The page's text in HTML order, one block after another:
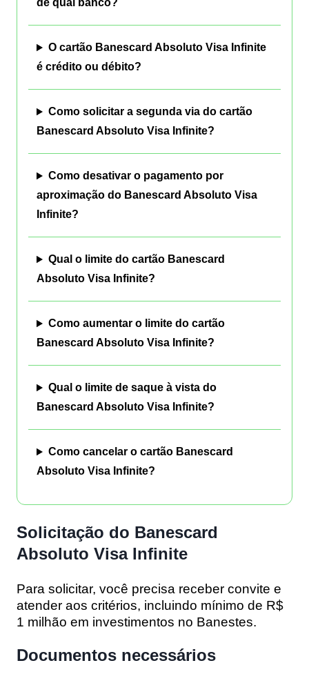
de qual banco?
O cartão Banescard Absoluto Visa Infinite
é crédito ou débito?
Como solicitar a segunda via do cartão
Banescard Absoluto Visa Infinite?
Como desativar o pagamento por
aproximação do Banescard Absoluto Visa
Infinite?
Qual o limite do cartão Banescard
Absoluto Visa Infinite?
Como aumentar o limite do cartão
Banescard Absoluto Visa Infinite?
Qual o limite de saque à vista do
Banescard Absoluto Visa Infinite?
Como cancelar o cartão Banescard
Absoluto Visa Infinite?
Solicitação do Banescard
Absoluto Visa Infinite
Para solicitar, você precisa receber convite e
atender aos critérios, incluindo mínimo de R$
1 milhão em investimentos no Banestes.
Documentos necessários